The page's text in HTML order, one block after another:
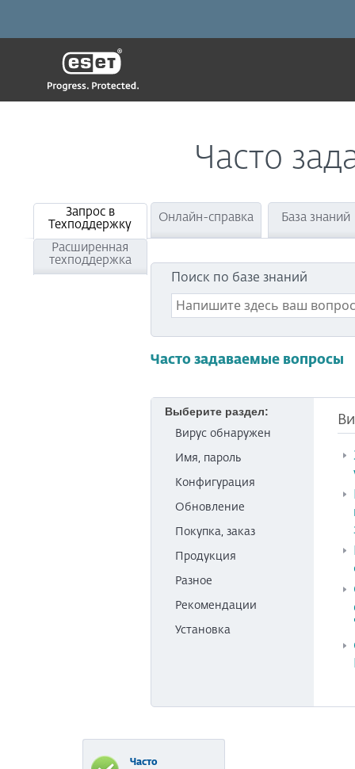
Часто
Запрос в
Техподдержку
Онлайн-справка База знаний
Расширенная
техподдержка
Поиск по базе знаний
Часто задаваемые вопросы
Выберите раздел:
Вирус обнаружен
Имя, пароль
Конфигурация
Обновление
Покупка, заказ
Продукция
Разное
Рекомендации
Установка
Часто